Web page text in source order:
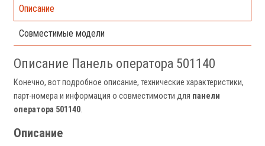
Описание
Совместимые модели
Описание Панель оператора 501140
Конечно, вот подробное описание, технические характеристики,
парт-номера и информация о совместимости для панели
оператора 501140.
Описание